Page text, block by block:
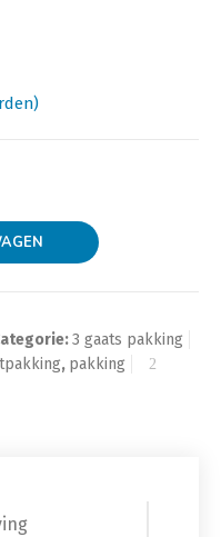
- 3,54 Inch aantal
3 gaats pakking
, pakking